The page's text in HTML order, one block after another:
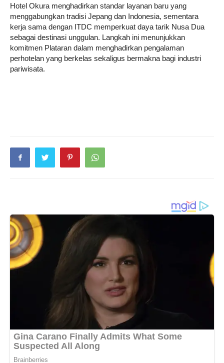
Hotel Okura menghadirkan standar layanan baru yang
menggabungkan tradisi Jepang dan Indonesia, sementara
kerja sama dengan ITDC memperkuat daya tarik Nusa Dua
sebagai destinasi unggulan. Langkah ini menunjukkan
komitmen Plataran dalam menghadirkan pengalaman
perhotelan yang berkelas sekaligus bermakna bagi industri
pariwisata.